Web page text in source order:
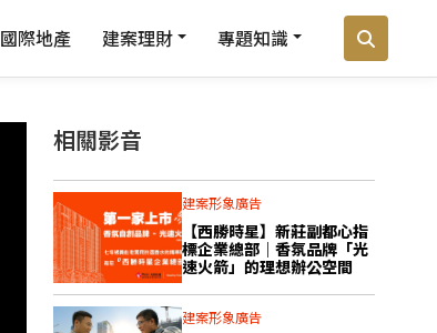
國際地產 建案理財 專題知識
相關影音
建案形象廣告
【西勝時星】新莊副都心指
標企業總部｜香氛品牌「光
速火箭」的理想辦公空間
建案形象廣告